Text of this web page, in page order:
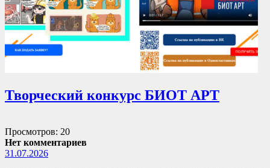
Творческий конкурс БИОТ АРТ
Просмотров: 20
Нет комментариев
31.07.2026